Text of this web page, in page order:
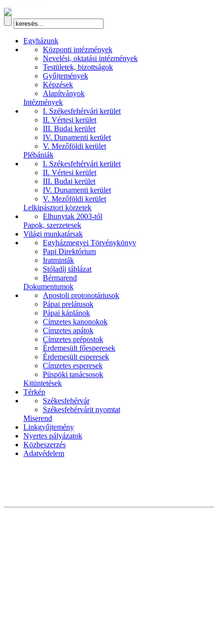
Egyházunk
Központi intézmények
Nevelési, oktatási intézmények
Testületek, bizottságok
Gyűjtemények
Képzések
Alapítványok
Intézmények
I. Székesfehérvári kerület
II. Vértesi kerület
III. Budai kerület
IV. Dunamenti kerület
V. Mezőföldi kerület
Plébániák
I. Székesfehérvári kerület
II. Vértesi kerület
III. Budai kerület
IV. Dunamenti kerület
V. Mezőföldi kerület
Lelkipásztori körzetek
Elhunytak 2003-tól
Papok, szerzetesek
Világi munkatársak
Egyházmegyei Törvénykönyv
Papi Direktórium
Iratminták
Stóladíj táblázat
Bérmarend
Dokumentumok
Apostoli protonotáriusok
Pápai prelátusok
Pápai káplánok
Címzetes kanonokok
Címzetes apátok
Címzetes prépostok
Érdemesült főesperesek
Érdemesült esperesek
Címzetes esperesek
Püspöki tanácsosok
Kitüntetések
Térkép
Székesfehérvár
Székesfehérvárit nyomtat
Miserend
Linkgyűjtemény
Nyertes pályázatok
Közbeszerzés
Adatvédelem